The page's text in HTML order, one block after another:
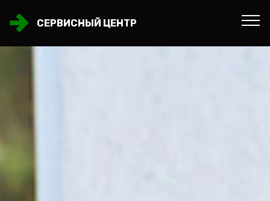
СЕРВИСНЫЙ ЦЕНТР